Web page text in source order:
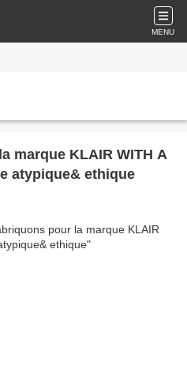
MENU
marque KLAIR WITH A
atypique& ethique